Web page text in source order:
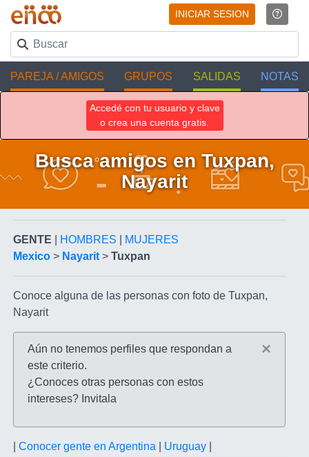
INICIAR SESION
PAREJA / AMIGOS GRUPOS SALIDAS NOTAS
Accedé con tu usuario y clave
o crea una cuenta gratis.
Busca amigos en Tuxpan,
Nayarit
GENTE HOMBRES
MUJERES
Mexico > Nayarit > Tuxpan
Conoce alguna de las personas con foto de Tuxpan,
Nayarit
Aún no tenemos perfiles que respondan a
este criterio.
¿Conoces otras personas con estos
intereses? Invitala
×
Conocer gente en Argentina Uruguay